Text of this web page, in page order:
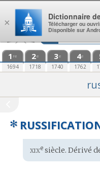
Aller au contenu
1 re
1694
2e
1718
3e
1740
4e
1762
✻
Étymologie
:
xixesiècle. Dérivé
×
Dictionnaire
Télécharger ou
Disponible sur